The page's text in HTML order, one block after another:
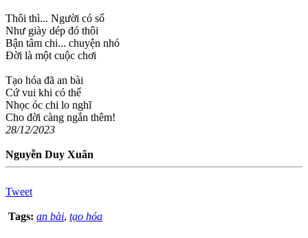
Thôi thì... Người có số
Như giày dép đó thôi
Bận tâm chi... chuyện nhỏ
Đời là một cuộc chơi
Tạo hóa đã an bài
Cứ vui khi có thể
Nhọc óc chi lo nghĩ
Cho đời càng ngắn thêm!
28/12/2023
Nguyễn Duy Xuân
Tweet
Tags: an bài, tạo hóa